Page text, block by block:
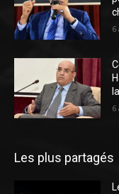
6
6
Les plus partagés